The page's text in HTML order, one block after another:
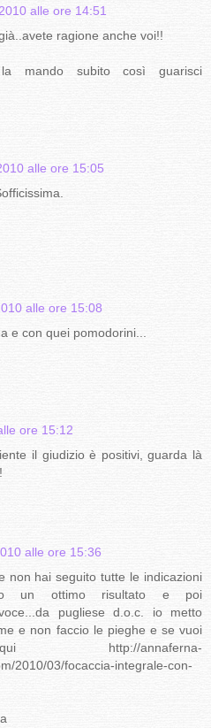
alle ore 14:51
ragione anche voi!!
la mando subito così guarisci
alle ore 15:05
alle ore 15:08
e con quei pomodorini...
ore 15:12
il giudizio è positivi, guarda là
alle ore 15:36
non hai seguito tutte le indicazioni
un ottimo risultato e poi
pugliese d.o.c. io metto
e non faccio le pieghe e se vuoi
annaferna-
2010/03/focaccia-integrale-con-